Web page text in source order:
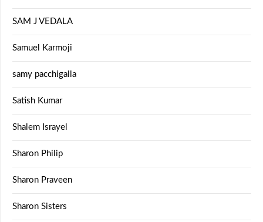
SAM J VEDALA
Samuel Karmoji
samy pacchigalla
Satish Kumar
Shalem Israyel
Sharon Philip
Sharon Praveen
Sharon Sisters